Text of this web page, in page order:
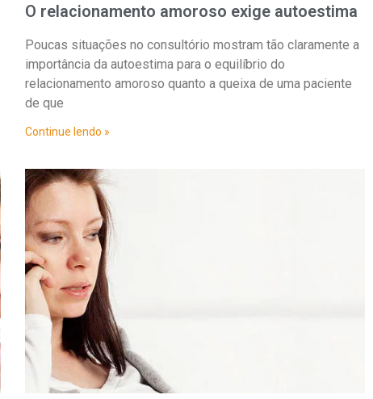
O relacionamento amoroso exige autoestima
Poucas situações no consultório mostram tão claramente a
importância da autoestima para o equilíbrio do
relacionamento amoroso quanto a queixa de uma paciente
de que
Continue lendo »